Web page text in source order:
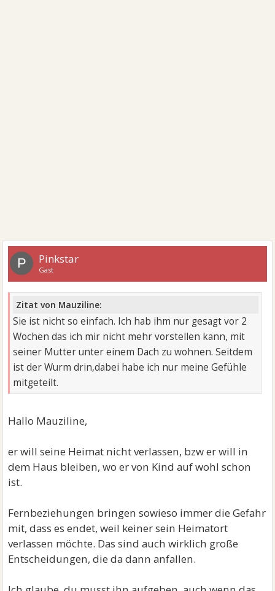
P Pinkstar
Gast
Zitat von Mauziline:
Sie ist nicht so einfach. Ich hab ihm nur gesagt vor 2
Wochen das ich mir nicht mehr vorstellen kann, mit
seiner Mutter unter einem Dach zu wohnen. Seitdem
ist der Wurm drin,dabei habe ich nur meine Gefühle
mitgeteilt.
Hallo Mauziline,
er will seine Heimat nicht verlassen, bzw er will in
dem Haus bleiben, wo er von Kind auf wohl schon
ist.
Fernbeziehungen bringen sowieso immer die Gefahr
mit, dass es endet, weil keiner sein Heimatort
verlassen möchte. Das sind auch wirklich große
Entscheidungen, die da dann anfallen.